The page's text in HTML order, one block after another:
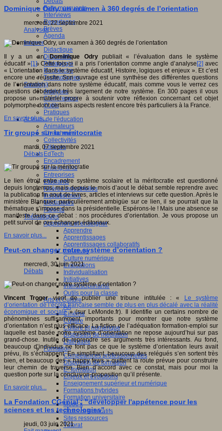
Faits marquants
Interviews
Reportages
Brèves
Agenda
Innover
Didactique
Dispositifs
Pédagogie
Recherche
Technologies
Savoir(s)
Analyses
Conférences
Outils
Pratiques
Acteurs de l'éducation
Animateurs
Chercheurs
Collectivités
Editeurs
EdTech
Encadrement
Enseignants
Entreprises
Etudiants
Filières industrielles
Institutionnels
Médiateurs
Parents
Thématiques
Apprendre et enseigner
Apprendre
Apprentissages
Apprentissages collaboratifs
Créativité
Culture numérique
Evaluations
Individualisation
Initiatives
Interdisciplinarité
Outils pour la classe
Arts et Culture
Art
Cinéma
Culture
Culture et numérique
Dispositifs de médiation
Littérature
Formation
Compétences professionnelles
Dispositifs de formation
E- formation
Enjeux et évolutions
Enseignement supérieur et numérique
Formations hybrides
Formation universitaire
Mooc’s
Outils collaboratifs
Sites ressources
Tutorat
Dominique Odry, un examen à 360 degrés de l’orientation
mercredi, 22 septembre 2021
Analyses
Il y a un an,Dominique Odrypubliait « l’évaluation dans le système
éducatif » [1]. Cette fois-ci il a pris l’orientation comme angle d’analyse [2] avec
« L’orientation dans le système éducatif, Histoire, logiques et enjeux ». Et c’est
encore une réussite. Son ouvrage est une synthèse des différentes questions
de l’orientation dans notre système éducatif, mais comme vous le verrez ces
questions débordent très largement de notre système. En 300 pages il vous
propose un matériel propre à soutenir votre réflexion concernant cet objet
polymorphe dont certains aspects restent encore très particuliers à la France.
En savoir plus...
Tir groupé sur la méritocratie
mardi, 07 septembre 2021
Débats
Le lien étroit entre notre système scolaire et la méritocratie est questionné
depuis longtemps, mais depuis le mois d’aout le débat semble reprendre avec
la publication fin aout de livres, articles et interviews sur cette question. Après le
ministère Blanquer, particulièrement ambigüe sur ce lien, il se pourrait que la
thématique s’impose dans la présidentielle. Espérons-le ! Mais une absence se
manifeste dans ce débat : nos procédures d’orientation. Je vous propose un
petit survol de ces échanges éditoriaux.
En savoir plus...
Peut-on changer notre système d’orientation ?
mercredi, 30 juin 2021
Débats
Vincent Trogervient de publier une tribune intitulée : «
Le système
d’orientation de l’école française semble de plus en plus décalé avec la réalité
économique et sociale» (sur LeMonde.fr). Il identifie un certains nombre de
phénomènes suffisamment importants pour montrer que notre système
d’orientation n’est plus efficace. La fiction de l’adéquation formation-emploi sur
laquelle est basée notre système d’orientation ne repose aujourd’hui sur pas
grand-chose. Inutile de reprendre ses arguments très intéressants. Au fond,
beaucoup d’individus ne font pas ce que le système d’orientation leurs avait
prévu, ils s’échappent. En simplifiant, beaucoup des relégués s’en sortent très
bien, et beaucoup des « happy fews » quittent la route prévue pour construire
leur chemin de traverse. Bien d’accord avec ce constat, mais pour moi la
question porte sur la conclusion-proposition qu’il présente.
En savoir plus...
La Fondation CGénial : "développer l'appétence pour les
sciences et les technologies"
jeudi, 03 juin 2021